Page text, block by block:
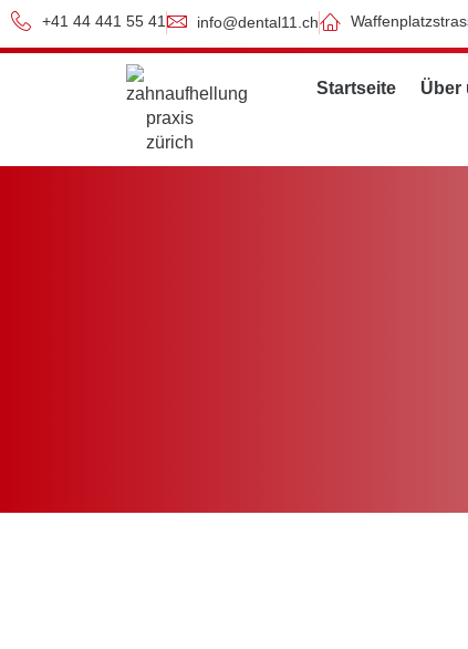
+41 44 441 55 41 info@dental11.ch
Startseite Über